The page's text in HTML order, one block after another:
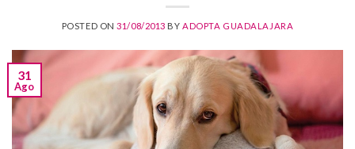
POSTED ON31/08/2013 BYADOPTA GUADALAJARA
31
Ago